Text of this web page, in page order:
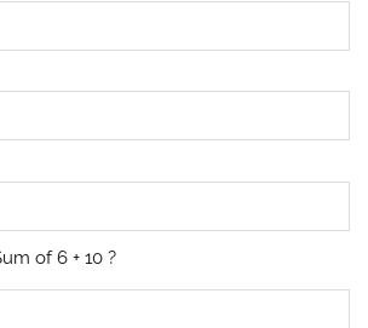
of 6 + 10 ?